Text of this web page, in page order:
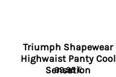
Triumph Shapewear
Highwaist Panty Cool
Sensation
39,95€